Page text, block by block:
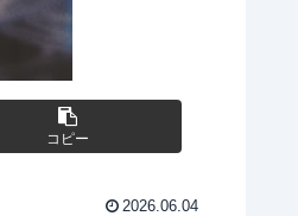
コピー
2026.06.04